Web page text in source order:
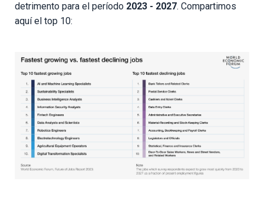
detrimento para el período 2023 - 2027. Compartimos
aquí el top 10: